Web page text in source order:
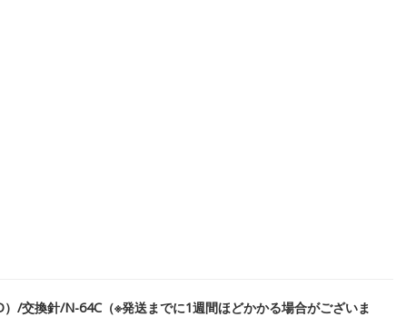
）/交換針/N-64C（※発送までに1週間ほどかかる場合がございま